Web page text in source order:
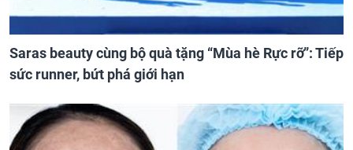
Saras beauty cùng bộ quà tặng “Mùa hè Rực rỡ”: Tiếp
sức runner, bứt phá giới hạn